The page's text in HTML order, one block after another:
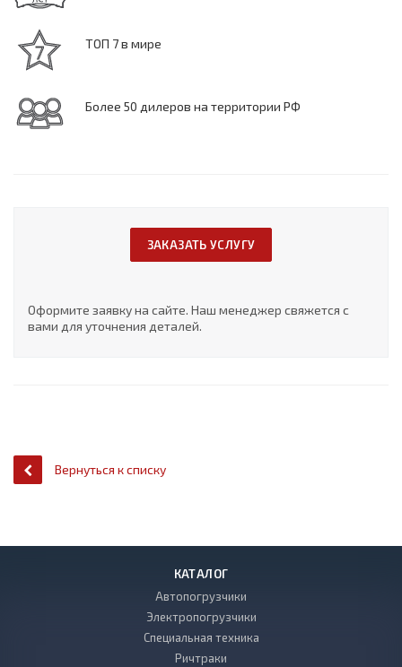
ТОП 7 в мире
Более 50 дилеров на территории РФ
ЗАКАЗАТЬ УСЛУГУ
Оформите заявку на сайте. Наш менеджер свяжется с
вами для уточнения деталей.
Вернуться к списку
КАТАЛОГ
Автопогрузчики
Электропогрузчики
Специальная техника
Ричтраки